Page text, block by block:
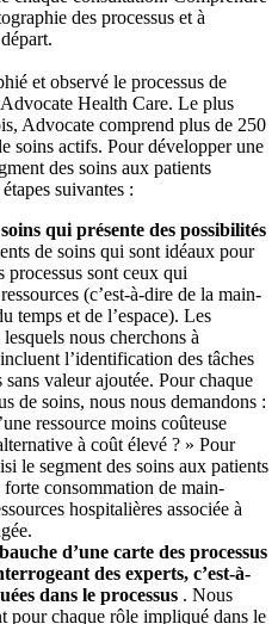
des processus et à
et observé le processus de
Health Care. Le plus
Advocate comprend plus de 250
soins actifs. Pour développer une
des soins aux patients
suivantes :
qui présente des possibilités
de soins qui sont idéaux pour
processus sont ceux qui
(c’est-à-dire de la main-
temps et de l’espace). Les
nous cherchons à
l’identification des tâches
valeur ajoutée. Pour chaque
de soins, nous nous demandons :
ressource moins coûteuse
à coût élevé ? » Pour
le segment des soins aux patients
consommation de main-
hospitalières associée à
d’une carte des processus
des experts, c’est-à-
dans le processus . Nous
pour chaque rôle impliqué dans le